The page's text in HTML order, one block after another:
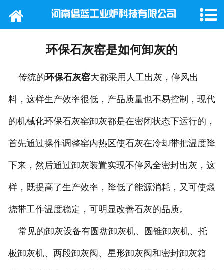
网站首页
新闻动态
行业新闻
工程案例
联系我们
环保石灰窑是如何卸灰的
传统的环保石灰窑大都采用人工出灰，停风出
料，这样生产效率很低，产品质量也不易控制，现代
的机械化环保石灰窑卸灰都是在密闭状态下运行的，
首先通过操作调整窑内热区使石灰在冷却带把温度降
下来，然后通过卸灰装置实现不停风全密封出灰，这
样，既提高了生产效率，降低了能源消耗，又可使煅
烧带工作温度稳定，可明显改善石灰的品质。
常见的卸灰设备有圆盘卸灰机、圆锥卸灰机、托
板卸灰机、两段卸灰阀、星形卸灰阀和密封卸灰箱